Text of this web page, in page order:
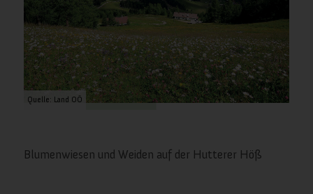
Quelle: Land OÖ
Blumenwiesen und Weiden auf der Hutterer Höß